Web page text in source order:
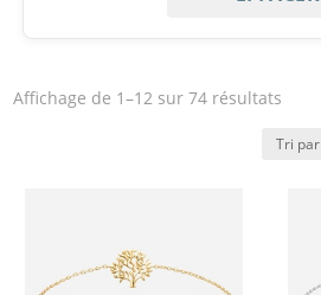
Mariage
Affichage de 1–12 sur 74 résultats